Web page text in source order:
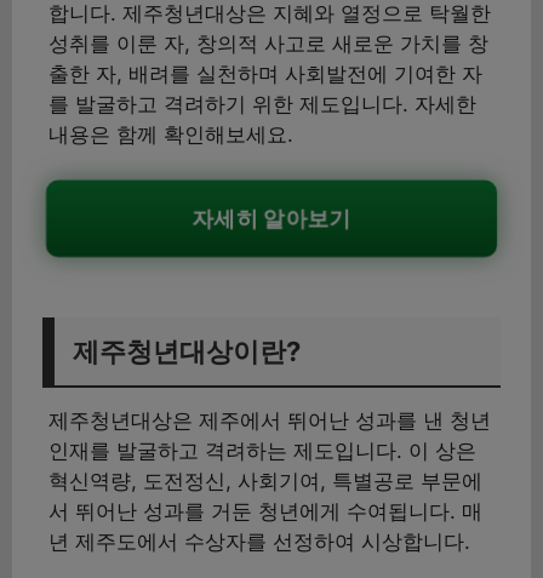
합니다. 제주청년대상은 지혜와 열정으로 탁월한
성취를 이룬 자, 창의적 사고로 새로운 가치를 창
출한 자, 배려를 실천하며 사회발전에 기여한 자
를 발굴하고 격려하기 위한 제도입니다. 자세한
내용은 함께 확인해보세요.
자세히 알아보기
제주청년대상이란?
제주청년대상은 제주에서 뛰어난 성과를 낸 청년
인재를 발굴하고 격려하는 제도입니다. 이 상은
혁신역량, 도전정신, 사회기여, 특별공로 부문에
서 뛰어난 성과를 거둔 청년에게 수여됩니다. 매
년 제주도에서 수상자를 선정하여 시상합니다.